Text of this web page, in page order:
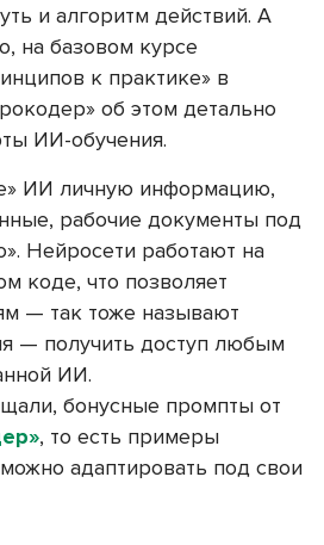
и алгоритм действий. А
на базовом курсе
к практике» в
об этом детально
ИИ-обучения.
ИИ личную информацию,
рабочие документы под
Нейросети работают на
коде, что позволяет
— так тоже называют
— получить доступ любым
ИИ.
бонусные промпты от
, то есть примеры
адаптировать под свои